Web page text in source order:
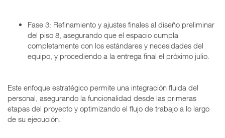
Fase 3: Refinamiento y ajustes finales al diseño preliminar
del piso 8, asegurando que el espacio cumpla
completamente con los estándares y necesidades del
equipo, y procediendo a la entrega final el próximo julio.
Este enfoque estratégico permite una integración fluida del
personal, asegurando la funcionalidad desde las primeras
etapas del proyecto y optimizando el flujo de trabajo a lo largo
de su ejecución.